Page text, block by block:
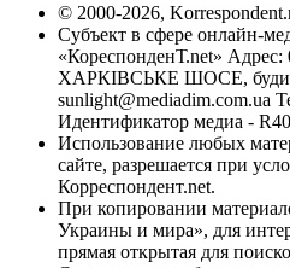
© 2000-2026,
Субъект в сфере онлайн-
«КореспонденТ.net» Адрес:
ХАРКІВСЬКЕ ШОСЕ,
sunlight@mediadim.com.ua
Идентификатор медиа -
Использование любых
сайте, разрешается при
Корреспондент.net.
При копировании
Украины и мира», для
прямая открытая для